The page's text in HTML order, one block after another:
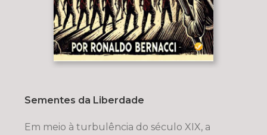
Sementes da Liberdade
Em meio à turbulência do século XIX, a